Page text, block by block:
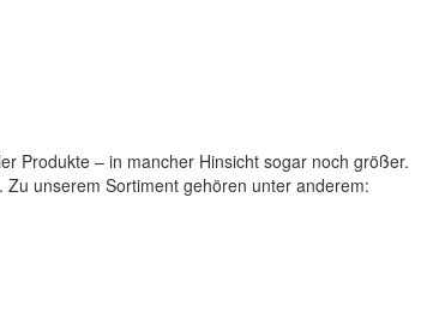
Produkte – in mancher Hinsicht sogar noch größer.
unserem Sortiment gehören unter anderem: